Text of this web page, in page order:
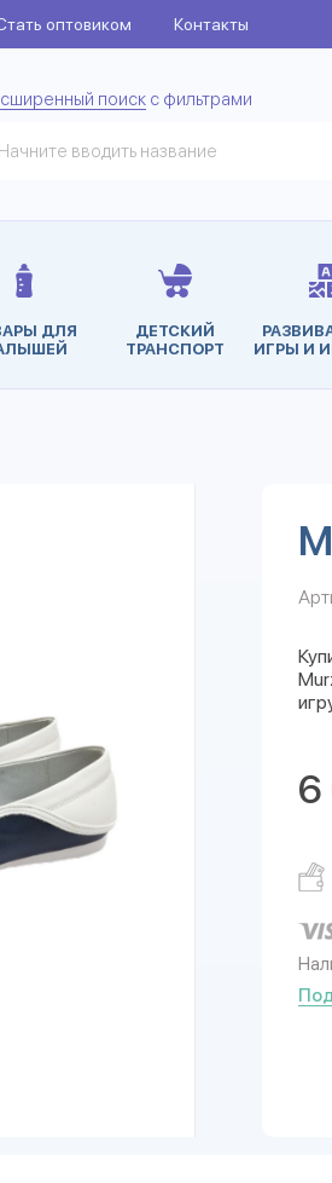
оптовиком Контакты
поиск с фильтрами
ДЛЯ
ДЕТСКИЙ
ТРАНСПОРТ
ИГРЫ И
6